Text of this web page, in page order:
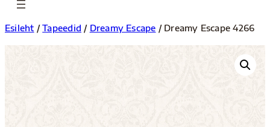
Esileht /Tapeedid / Dreamy Escape / Dreamy Escape 4266